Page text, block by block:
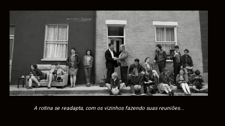
A rotina se readapta, com os vizinhos fazendo suas reuniões...